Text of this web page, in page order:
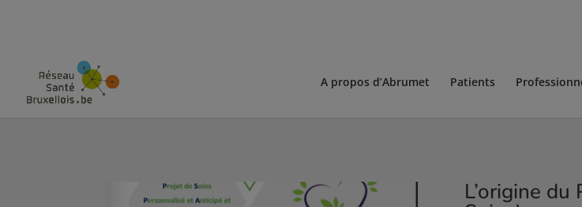
A propos d’Abrumet Patients
L’origine